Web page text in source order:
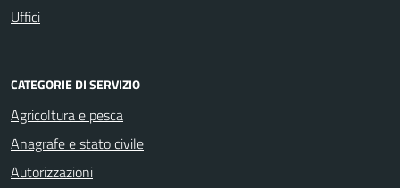
Uffici
CATEGORIE DI SERVIZIO
Agricoltura e pesca
Anagrafe e stato civile
Autorizzazioni